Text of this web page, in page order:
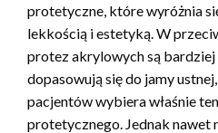
protetyczne, które wyróżnia
lekkością i estetyką. W
protez akrylowych są
dopasowują się do jamy
pacjentów wybiera właśnie
protetycznego. Jednak nawet